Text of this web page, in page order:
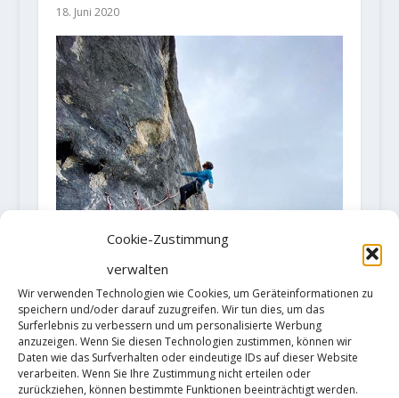
Cookie-Zustimmung
verwalten
Wir verwenden Technologien wie Cookies, um Geräteinformationen zu
speichern und/oder darauf zuzugreifen. Wir tun dies, um das
Surferlebnis zu verbessern und um personalisierte Werbung
anzuzeigen. Wenn Sie diesen Technologien zustimmen, können wir
Daten wie das Surfverhalten oder eindeutige IDs auf dieser Website
verarbeiten. Wenn Sie Ihre Zustimmung nicht erteilen oder
zurückziehen, können bestimmte Funktionen beeinträchtigt werden.
18. Juni 2020